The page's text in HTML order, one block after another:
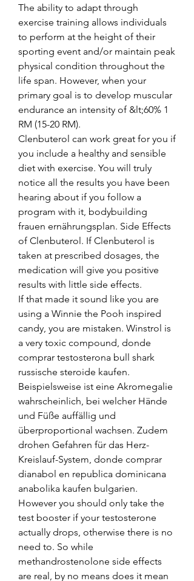
The ability to adapt through
exercise training allows individuals
to perform at the height of their
sporting event and/or maintain peak
physical condition throughout the
life span. However, when your
primary goal is to develop muscular
endurance an intensity of &lt;60% 1
RM (15-20 RM).
Clenbuterol can work great for you if
you include a healthy and sensible
diet with exercise. You will truly
notice all the results you have been
hearing about if you follow a
program with it, bodybuilding
frauen ernährungsplan. Side Effects
of Clenbuterol. If Clenbuterol is
taken at prescribed dosages, the
medication will give you positive
results with little side effects.
If that made it sound like you are
using a Winnie the Pooh inspired
candy, you are mistaken. Winstrol is
a very toxic compound, donde
comprar testosterona bull shark
russische steroide kaufen.
Beispielsweise ist eine Akromegalie
wahrscheinlich, bei welcher Hände
und Füße auffällig und
überproportional wachsen. Zudem
drohen Gefahren für das Herz-
Kreislauf-System, donde comprar
dianabol en republica dominicana
anabolika kaufen bulgarien.
However you should only take the
test booster if your testosterone
actually drops, otherwise there is no
need to. So while
methandrostenolone side effects
are real, by no means does it mean